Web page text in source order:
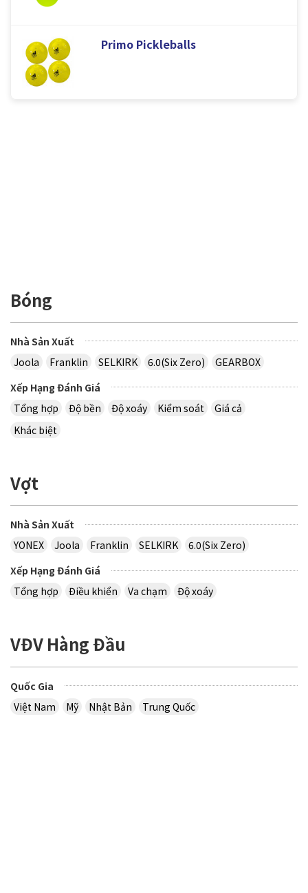
Primo Pickleballs
Bóng
Nhà Sản Xuất
Joola
Franklin SELKIRK 6.0(Six Zero)
GEARBOX
Xếp Hạng Đánh Giá
Tổng hợp
Độ bền Độ xoáy Kiểm soát
Giá cả
Khác biệt
Vợt
Nhà Sản Xuất
YONEX
Joola Franklin SELKIRK
6.0(Six Zero)
Xếp Hạng Đánh Giá
Tổng hợp
Điều khiển Va chạm Độ xoáy
VĐV Hàng Đầu
Quốc Gia
Việt Nam
Mỹ Nhật Bản Trung Quốc